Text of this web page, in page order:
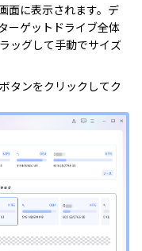
面に表示されます。デ
ーゲットドライブ全体
ッグして手動でサイズ
タンをクリックしてク